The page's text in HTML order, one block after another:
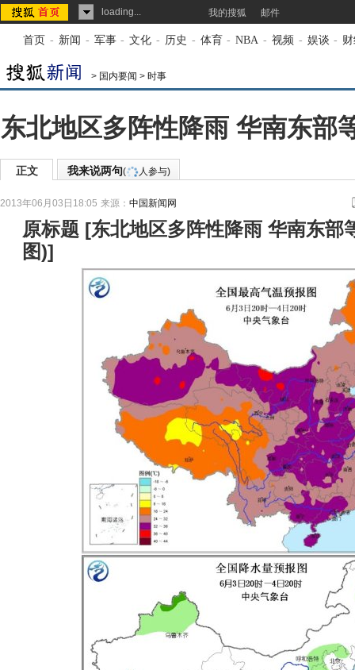
loading... 我的搜狐 邮件
首页 - 新闻 - 军事 - 文化 - 历史 - 体育 - NBA - 视频 - 娱谈 -
> 国内要闻 > 时事
东北地区多阵性降雨 华南东部
正文 我来说两句( 人参与)
2013年06月03日18:05 来源： 中国新闻网
原标题 [东北地区多阵性降雨 华南东部
图)]